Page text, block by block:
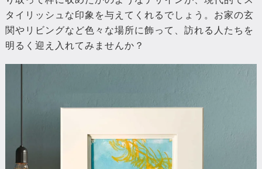
タイリッシュな印象を与えてくれるでしょう。お家の玄
関やリビングなど色々な場所に飾って、訪れる人たちを
明るく迎え入れてみませんか？